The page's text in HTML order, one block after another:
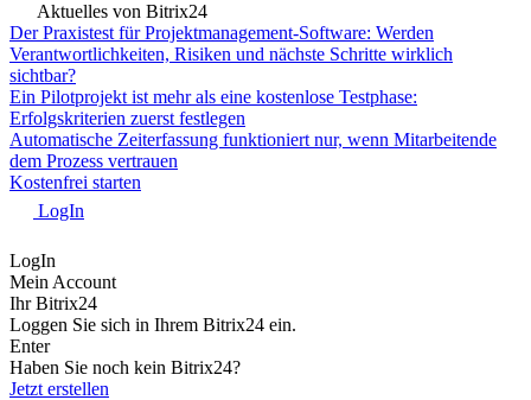
Aktuelles von Bitrix24
Der Praxistest für Projektmanagement-Software: Werden
Verantwortlichkeiten, Risiken und nächste Schritte wirklich
sichtbar?
Ein Pilotprojekt ist mehr als eine kostenlose Testphase:
Erfolgskriterien zuerst festlegen
Automatische Zeiterfassung funktioniert nur, wenn Mitarbeitende
dem Prozess vertrauen
Kostenfrei starten
LogIn
LogIn
Mein Account
Ihr Bitrix24
Loggen Sie sich in Ihrem Bitrix24 ein.
Enter
Haben Sie noch kein Bitrix24?
Jetzt erstellen